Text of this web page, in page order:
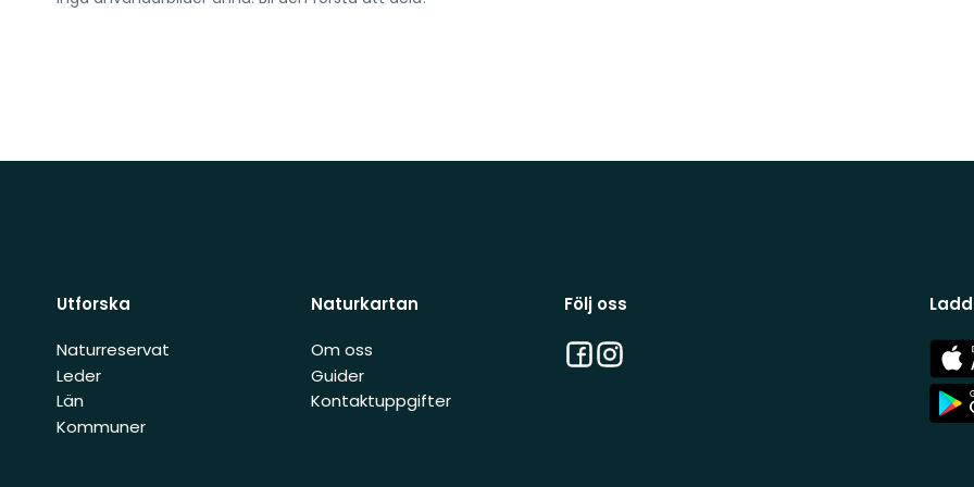
Utforska
Naturreservat
Leder
Län
Kommuner
Naturkartan
Om oss
Guider
Kontaktuppgifter
Följ oss
Facebook
Instagram
App
Store
App
Store